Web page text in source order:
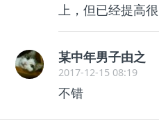
上，但已经提高
某中年男子由之
2017-12-15 08:19
不错